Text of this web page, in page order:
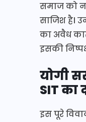
समाज को
साजिश है।
का अवैध
इसकी
योगी
SIT का
इस पूरे